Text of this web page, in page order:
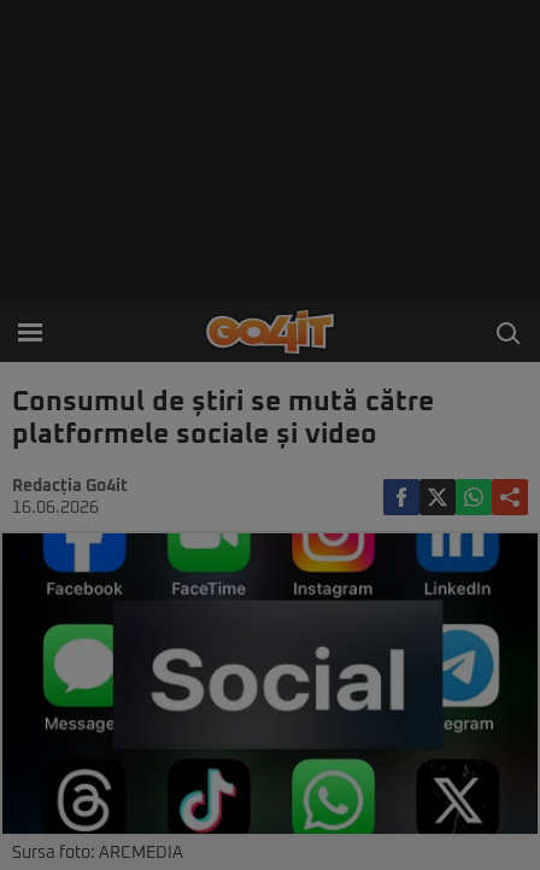
Consumul de știri se mută către
platformele sociale și video
Redacția Go4it
16.06.2026
Sursa foto: ARCMEDIA